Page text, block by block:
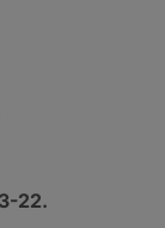
22.